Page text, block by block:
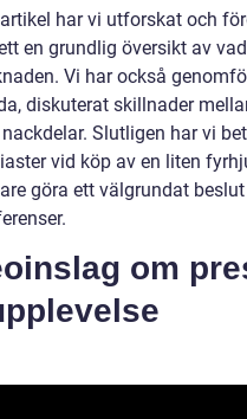
har vi utforskat och
en grundlig översikt av
Vi har också
diskuterat skillnader
Slutligen har vi
vid köp av en liten
göra ett välgrundat
om